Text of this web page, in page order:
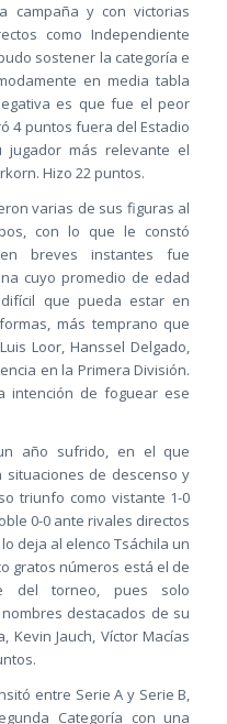
campaña y con victorias
como Independiente
sostener la categoría e
en media tabla
es que fue el peor
4 puntos fuera del Estadio
jugador más relevante el
Hizo 22 puntos.
varias de sus figuras al
con lo que le constó
breves instantes fue
cuyo promedio de edad
que pueda estar en
más temprano que
Loor, Hanssel Delgado,
en la Primera División.
intención de foguear ese
año sufrido, en el que
de descenso y
triunfo como vistante 1-0
0-0 ante rivales directos
deja al elenco Tsáchila un
gratos números está el de
del torneo, pues solo
destacados de su
Kevin Jauch, Víctor Macías
entre Serie A y Serie B,
Categoría con una